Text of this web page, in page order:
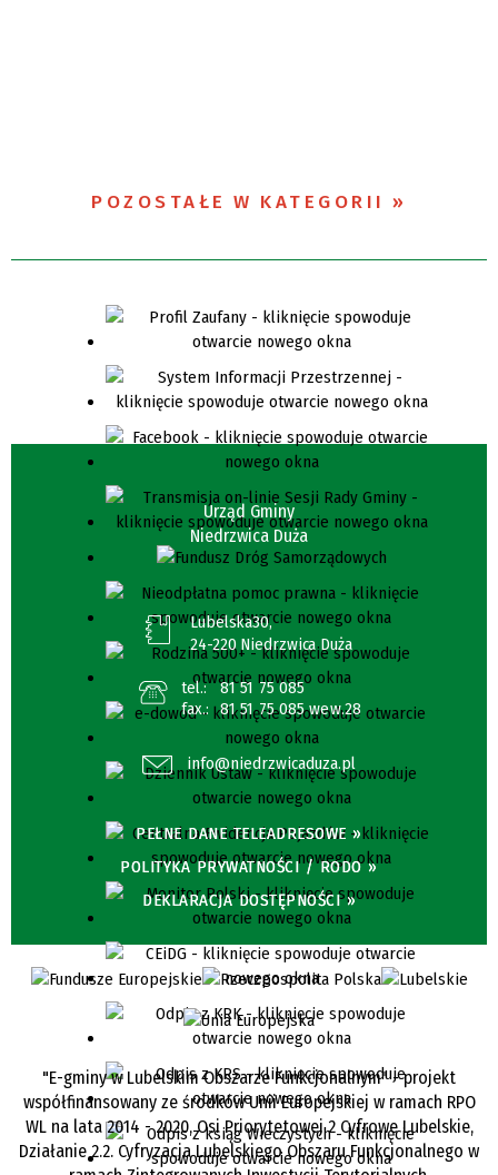
POZOSTAŁE W KATEGORII
Urząd Gminy
Niedrzwica Duża
Lubelska30,
24-220 Niedrzwica Duża
tel.:
81 51 75 085
fax.:
81 51 75 085 wew.28
info@niedrzwicaduza.pl
PEŁNE DANE TELEADRESOWE »
POLITYKA PRYWATNOŚCI / RODO »
DEKLARACJA DOSTĘPNOŚCI »
"E-gminy w Lubelskim Obszarze Funkcjonalnym" - projekt
współfinansowany ze środków Unii Europejskiej w ramach RPO
WL na lata 2014 - 2020, Osi Priorytetowej 2 Cyfrowe Lubelskie,
Działanie 2.2. Cyfryzacja Lubelskiego Obszaru Funkcjonalnego w